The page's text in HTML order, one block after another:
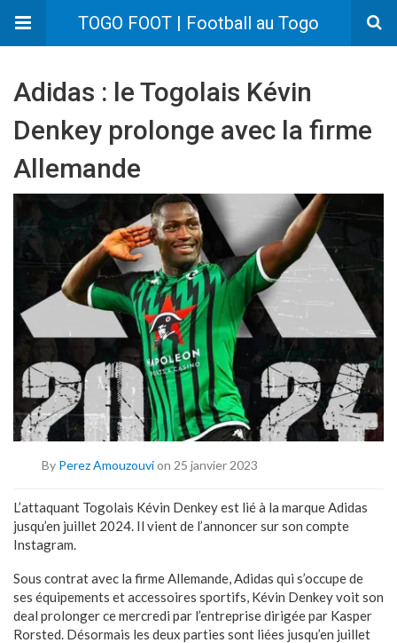
TOGO FOOT | Football au Togo
Adidas : le Togolais Kévin
Denkey prolonge avec la firme
Allemande
By Perez Amouzouvion 25 janvier 2023
L’attaquant Togolais Kévin Denkey est lié à la marque Adidas
jusqu’en juillet 2024. Il vient de l’annoncer sur son compte
Instagram.
Sous contrat avec la firme Allemande, Adidas qui s’occupe de
ses équipements et accessoires sportifs, Kévin Denkey voit son
deal prolonger ce mercredi par l’entreprise dirigée par Kasper
Rorsted. Désormais les deux parties sont liées jusqu’en juillet